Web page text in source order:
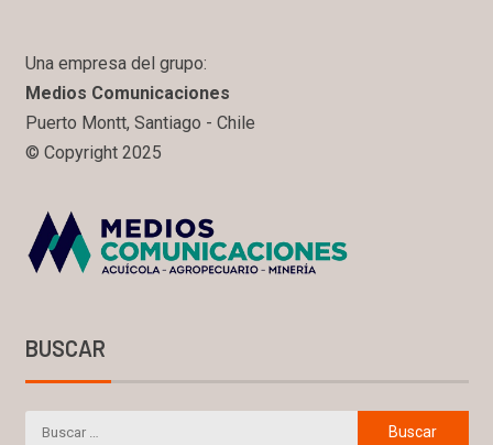
Una empresa del grupo:
Medios Comunicaciones
Puerto Montt, Santiago - Chile
© Copyright 2025
BUSCAR